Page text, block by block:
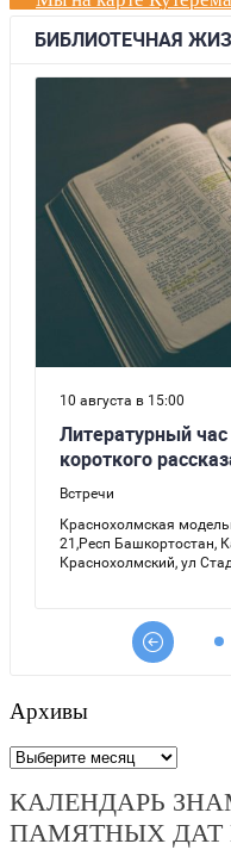
Архивы
Архивы
КАЛЕНДАРЬ
ПАМЯТНЫХ ДАТ